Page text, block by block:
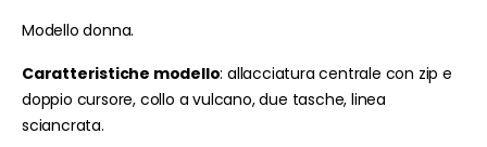
Modello donna.
Caratteristiche modello: allacciatura centrale con zip e
doppio cursore, collo a vulcano, due tasche, linea
sciancrata.